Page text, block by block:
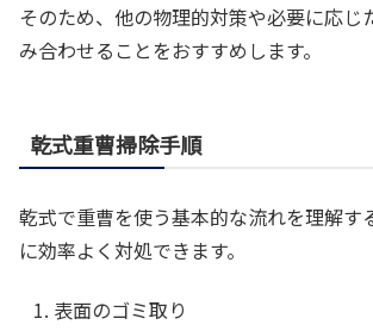
そのため、他の物理的対策や必要に応じ
み合わせることをおすすめします。
乾式重曹掃除手順
乾式で重曹を使う基本的な流れを理解す
に効率よく対処できます。
表面のゴミ取り